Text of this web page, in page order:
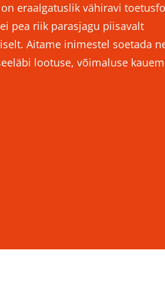
eraalgatuslik vähiravi
pea riik parasjagu piisavalt
Aitame inimestel soetada
lootuse, võimaluse kauem